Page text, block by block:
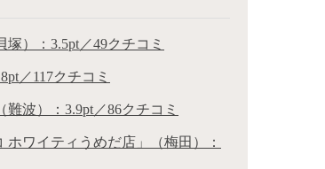
）：3.5pt／49クチコミ
／117クチコミ
波）：3.9pt／86クチコミ
ホワイティうめだ店」（梅田）：